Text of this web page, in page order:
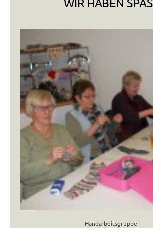
WIR HABEN SPASS
Handarbeitsgruppe